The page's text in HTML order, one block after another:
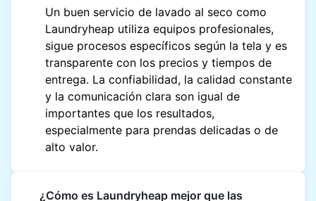
Un buen servicio de lavado al seco como
Laundryheap utiliza equipos profesionales,
sigue procesos específicos según la tela y es
transparente con los precios y tiempos de
entrega. La confiabilidad, la calidad constante
y la comunicación clara son igual de
importantes que los resultados,
especialmente para prendas delicadas o de
alto valor.
¿Cómo es Laundryheap mejor que las